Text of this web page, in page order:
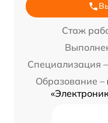
Стаж
Специализация –
Образование –